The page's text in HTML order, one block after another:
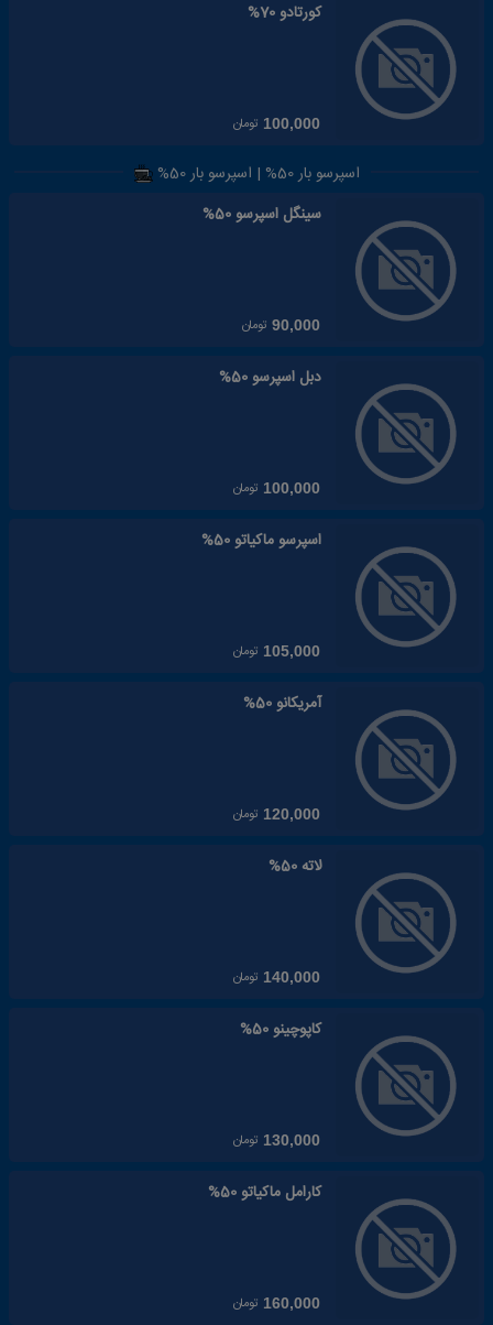
کورتادو 70%
100,000 تومان
اسپرسو بار 50% | اسپرسو بار 50%
سینگل اسپرسو 50%
90,000 تومان
دبل اسپرسو 50%
100,000 تومان
اسپرسو ماکیاتو 50%
105,000 تومان
آمریکانو 50%
120,000 تومان
لاته 50%
140,000 تومان
کاپوچینو 50%
130,000 تومان
کارامل ماکیاتو 50%
160,000 تومان